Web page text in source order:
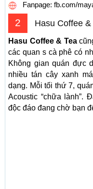
Fanpage: fb.com/
2 Hasu Coffee &
Hasu Coffee & Tea
các quan s cà phê có
Không gian quán đực
nhiều tán cây xanh
dạng. Mỗi tối thứ 7,
Acoustic “chữa lành”.
độc đáo đang chờ bạn